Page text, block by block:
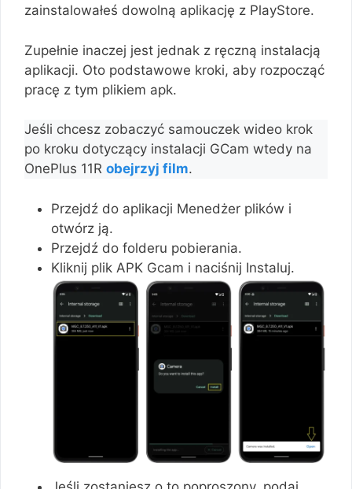
zainstalowałeś dowolną aplikację z PlayStore.
Zupełnie inaczej jest jednak z ręczną instalacją
aplikacji. Oto podstawowe kroki, aby rozpocząć
pracę z tym plikiem apk.
Jeśli chcesz zobaczyć samouczek wideo krok
po kroku dotyczący instalacji GCam wtedy na
OnePlus 11R obejrzyj film.
Przejdź do aplikacji Menedżer plików i
otwórz ją.
Przejdź do folderu pobierania.
Kliknij plik APK Gcam i naciśnij Instaluj.